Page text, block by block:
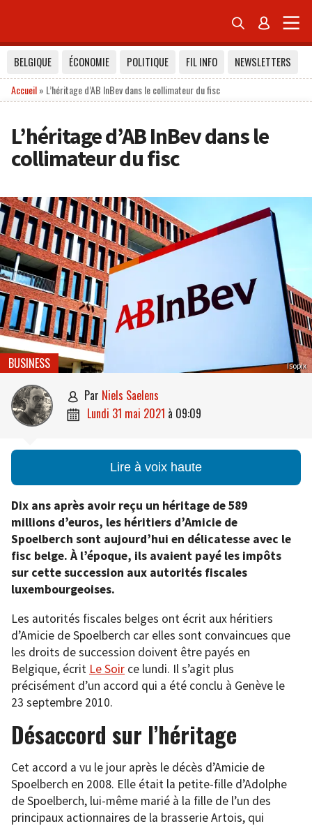
 
BELGIQUE ÉCONOMIE POLITIQUE FIL INFO
NEWSLETTERS
Accueil» L’héritage d’AB InBev dans le collimateur du fisc
L’héritage d’AB InBev dans le
collimateur du fisc
Isopix
BUSINESS
 par Niels Saelens
 lundi 31 mai 2021 à 09:09
Lire à voix haute
Dix ans après avoir reçu un héritage de 589
millions d’euros, les héritiers d’Amicie de
Spoelberch sont aujourd’hui en délicatesse avec le
fisc belge. À l’époque, ils avaient payé les impôts
sur cette succession aux autorités fiscales
luxembourgeoises.
Les autorités fiscales belges ont écrit aux héritiers
d’Amicie de Spoelberch car elles sont convaincues que
les droits de succession doivent être payés en
Belgique, écrit Le Soir ce lundi. Il s’agit plus
précisément d’un accord qui a été conclu à Genève le
23 septembre 2010.
Désaccord sur l’héritage
Cet accord a vu le jour après le décès d’Amicie de
Spoelberch en 2008. Elle était la petite-fille d’Adolphe
de Spoelberch, lui-même marié à la fille de l’un des
principaux actionnaires de la brasserie Artois, qui